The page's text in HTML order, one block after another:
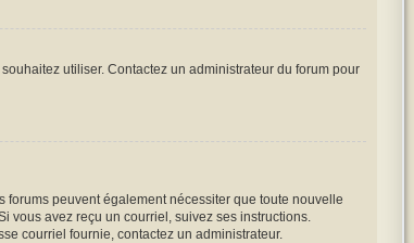
utiliser. Contactez un administrateur du forum pour
forums peuvent également nécessiter que toute nouvelle
vous avez reçu un courriel, suivez ses instructions.
courriel fournie, contactez un administrateur.